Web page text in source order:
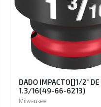
DADO IMPACTO[]1/2" DE
1.3/16(49-66-6213)
Milwaukee